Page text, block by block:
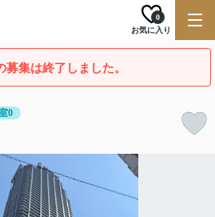
お気に入り
0
募集は終了しました。
0